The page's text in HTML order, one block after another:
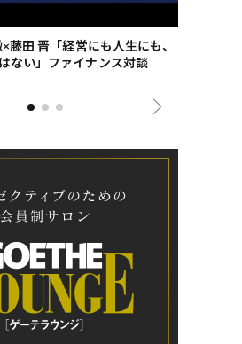
×藤田 晋「経営にも人生にも、
ない」ファイナンス対談